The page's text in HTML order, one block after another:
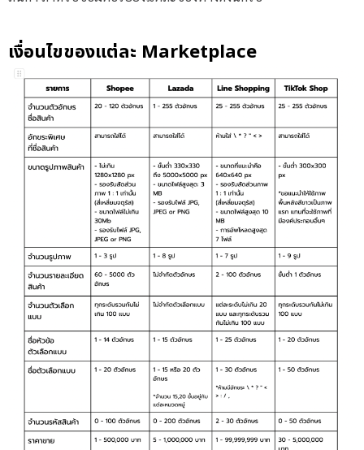
เงื่อนไขของแต่ละ Marketplace